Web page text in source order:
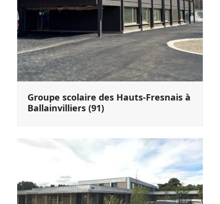
Groupe scolaire des Hauts-Fresnais à
Ballainvilliers (91)